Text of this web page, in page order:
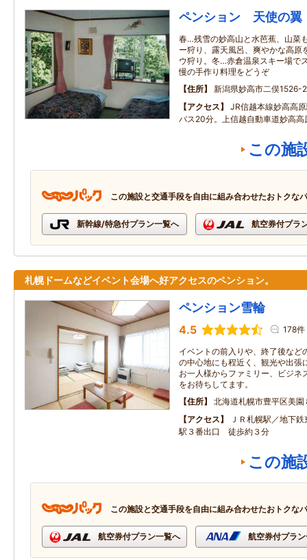
ペンション 天使の翼
春…残雪の妙高山と水芭蕉、山菜
ー狩り、露天風呂、爽やかな高
ウ狩り。冬…赤倉温泉スキー場で
慢の手作り料理をどうぞ
住所
新潟県妙高市二俣1526-
アクセス
JR信越本線妙高高
バス20分。上信越自動車道妙高高
この施
この施設と交通手段を自由に組み合わせたおトクな
新幹線/特急付プラン一覧へ 航空券付プラ
札幌ドームなどイベント会場へ好アクセスのペンション。
ペンション雪輪
4.5 178件
イベントの前入りや、終了後など
の中心地にも程近く、観光や出張
お一人様からファミリー、ビジネ
をお待ちしてます。
住所
北海道札幌市豊平区美園
アクセス
ＪＲ札幌駅／地下
駅３番出口 徒歩約３分
この施
この施設と交通手段を自由に組み合わせたおトクな
航空券付プラン一覧へ 航空券付プラ